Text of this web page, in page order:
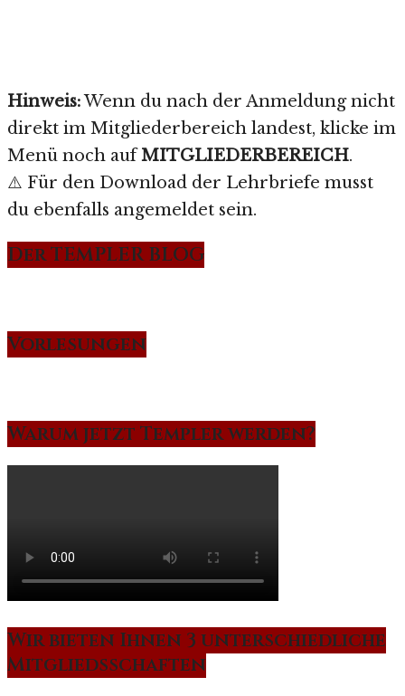
Hinweis:Wenn du nach der Anmeldung nicht
direkt im Mitgliederbereich landest, klicke im
Menü noch aufMITGLIEDERBEREICH.
⚠️ Für den Download der Lehrbriefe musst
du ebenfalls angemeldet sein.
Der TEMPLER BLOG
Vorlesungen
Warum jetzt Templer werden?
Wir bieten Ihnen 3 unterschiedliche
Mitgliedsschaften